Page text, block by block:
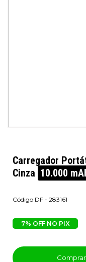
Carregador
Cinza 10.000
DF - 283161
7% OFF NO PIX
Comprar